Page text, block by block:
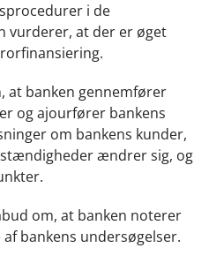
i de
vurderer, at der er øget
at banken gennemfører
og ajourfører bankens
om bankens kunder,
ændrer sig, og
om, at banken noterer
bankens undersøgelser.